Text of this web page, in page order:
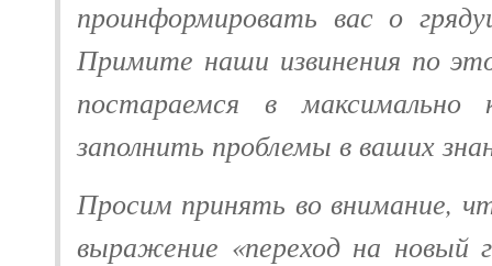
проинформировать вас о
Примите наши извинения по
постараемся в максимально
заполнить проблемы в ваших
Просим принять во внимание,
выражение «переход на новый